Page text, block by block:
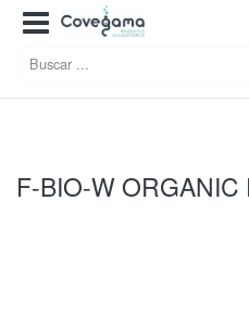
F-BIO-W ORGANIC